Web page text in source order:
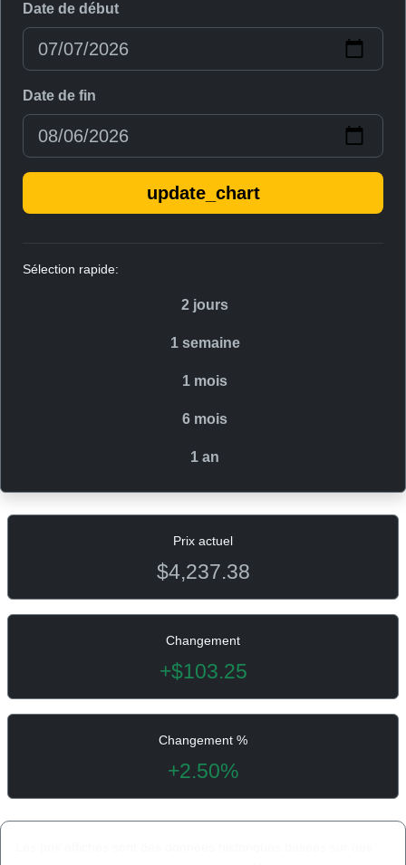
Date de début
Date de fin
update_chart
Sélection rapide:
2 jours
1 semaine
1 mois
6 mois
1 an
Prix ​​actuel
$4,237.38
Changement
+$103.25
Changement %
+2.50%